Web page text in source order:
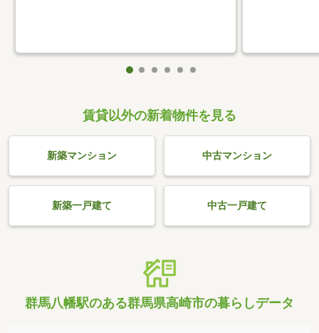
賃貸以外の新着物件を見る
新築マンション 中古マンション
新築一戸建て 中古一戸建て
群馬八幡駅のある群馬県高崎市の暮らしデータ